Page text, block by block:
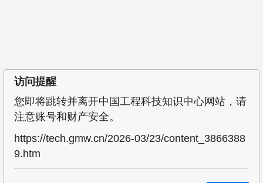
访问提醒
您即将跳转并离开中国工程科技知识中心网站，请
注意账号和财产安全。
https://tech.gmw.cn/2026-03/23/content_3866388
9.htm